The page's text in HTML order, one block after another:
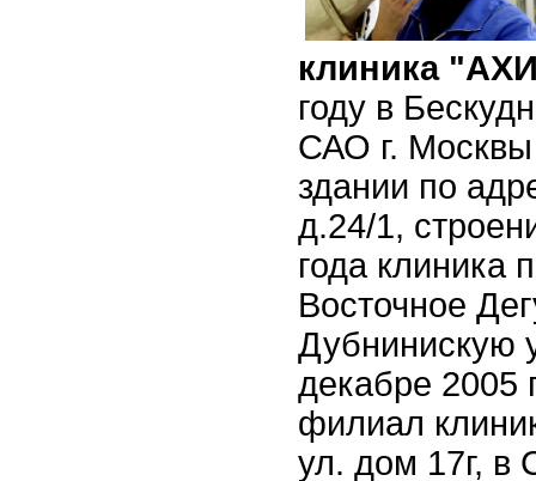
клиника
году в
САО г.
здании по
д.24/1,
года клиника
Восточное
Дубнинискую
декабре 2005
филиал
ул. дом 17г, в